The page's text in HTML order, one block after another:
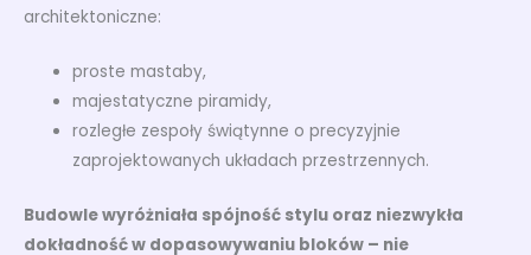
architektoniczne:
proste mastaby,
majestatyczne piramidy,
rozległe zespoły świątynne o precyzyjnie
zaprojektowanych układach przestrzennych.
Budowle wyróżniała spójność stylu oraz niezwykła
dokładność w dopasowywaniu bloków – nie